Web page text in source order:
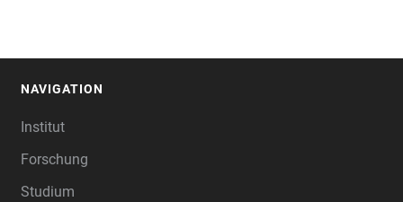
NAVIGATION
Institut
Forschung
Studium